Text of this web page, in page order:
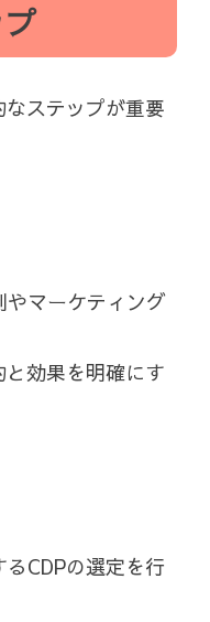
ステップが重要
やマーケティング
効果を明確にす
CDPの選定を行